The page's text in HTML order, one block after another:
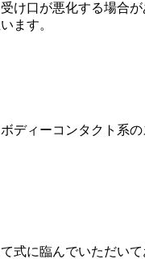
け口が悪化する場合
ます。
ディーコンタクト系
式に臨んでいただい